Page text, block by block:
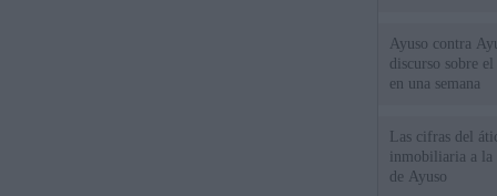
Ayuso contra
discurso sobre
en una semana
Las cifras del
inmobiliaria a la
de Ayuso